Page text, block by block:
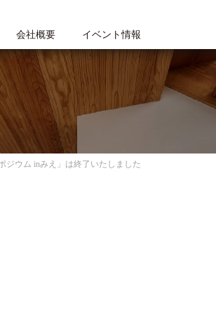
会社概要 イベント情報
ジウム inみえ」は終了いたしました